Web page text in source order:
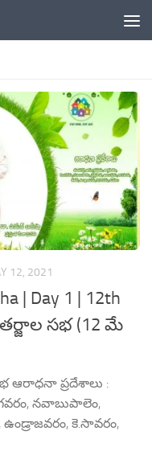
12, 2021
| Day 1 | 12th
సభ (12 మే
ఆరాధనా ప్రదేశాలు :
నవాబుపాలెం,
కె.సావరం,